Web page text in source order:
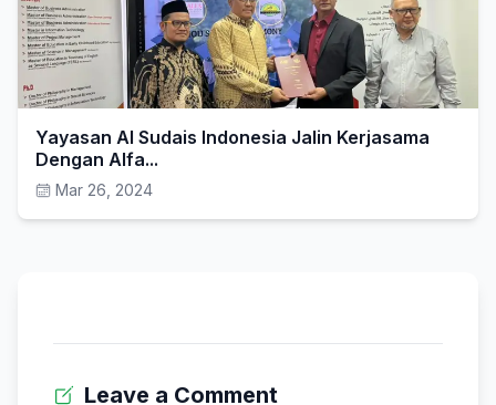
Yayasan Al Sudais Indonesia Jalin Kerjasama
Dengan Alfa...
Mar 26, 2024
Leave a Comment